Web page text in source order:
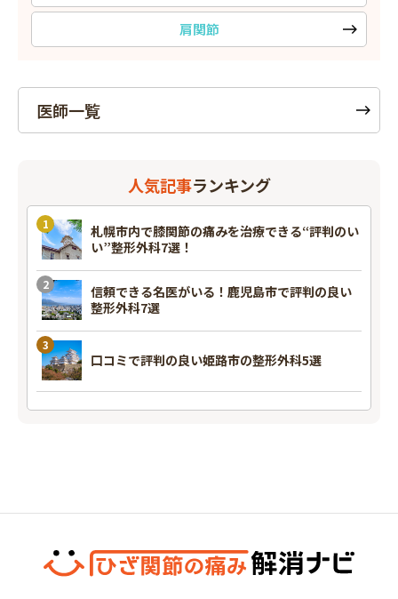
肩関節
医師一覧
人気記事ランキング
札幌市内で膝関節の痛みを治療できる“評判のい
い”整形外科7選！
信頼できる名医がいる！鹿児島市で評判の良い
整形外科7選
口コミで評判の良い姫路市の整形外科5選